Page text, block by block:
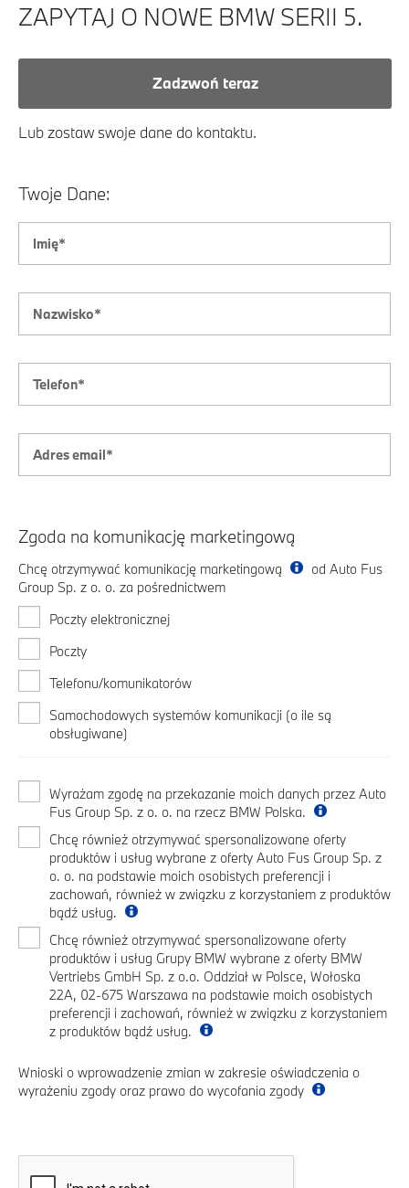
ZAPYTAJ O NOWE BMW SERII 5.
Zadzwoń teraz
Lub zostaw swoje dane do kontaktu.
Twoje Dane:
Zgoda na komunikację marketingową
Chcę otrzymywać komunikację marketingową
od Auto Fus
Group Sp. z o. o. za pośrednictwem
Poczty elektronicznej
Poczty
Telefonu/komunikatorów
Samochodowych systemów komunikacji (o ile są
obsługiwane)
Wyrażam zgodę na przekazanie moich danych przez Auto
Fus Group Sp. z o. o. na rzecz BMW Polska.
Chcę również otrzymywać spersonalizowane oferty
produktów i usług wybrane z oferty Auto Fus Group Sp. z
o. o. na podstawie moich osobistych preferencji i
zachowań, również w związku z korzystaniem z produktów
bądź usług.
Chcę również otrzymywać spersonalizowane oferty
produktów i usług Grupy BMW wybrane z oferty BMW
Vertriebs GmbH Sp. z o.o. Oddział w Polsce, Wołoska
22A, 02-675 Warszawa na podstawie moich osobistych
preferencji i zachowań, również w związku z korzystaniem
z produktów bądź usług.
Wnioski o wprowadzenie zmian w zakresie oświadczenia o
wyrażeniu zgody oraz prawo do wycofania zgody